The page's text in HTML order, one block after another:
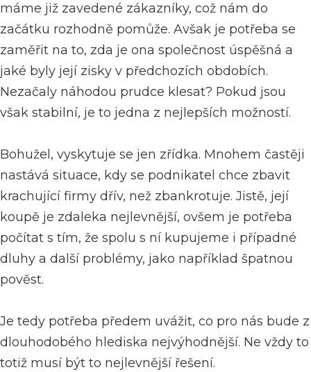
máme již zavedené zákazníky, což nám do
začátku rozhodně pomůže. Avšak je potřeba se
zaměřit na to, zda je ona společnost úspěšná a
jaké byly její zisky v předchozích obdobích.
Nezačaly náhodou prudce klesat? Pokud jsou
však stabilní, je to jedna z nejlepších možností.
Bohužel, vyskytuje se jen zřídka. Mnohem častěji
nastává situace, kdy se podnikatel chce zbavit
krachující firmy dřív, než zbankrotuje. Jistě, její
koupě je zdaleka nejlevnější, ovšem je potřeba
počítat s tím, že spolu s ní kupujeme i případné
dluhy a další problémy, jako například špatnou
pověst.
Je tedy potřeba předem uvážit, co pro nás bude z
dlouhodobého hlediska nejvýhodnější. Ne vždy to
totiž musí být to nejlevnější řešení.